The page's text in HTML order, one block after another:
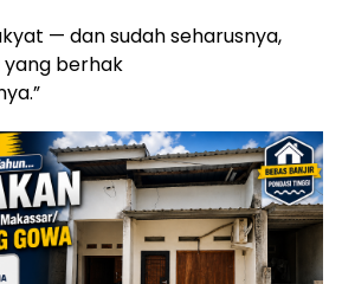
— dan sudah seharusnya,
berhak